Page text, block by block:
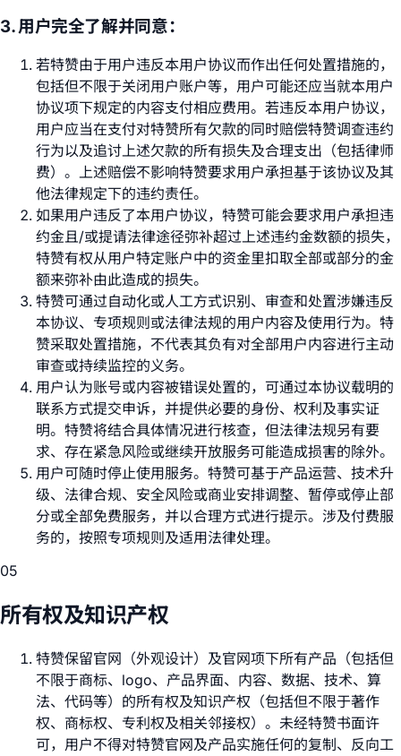
3. 用户完全了解并同意：
若特赞由于用户违反本用户协议而作出任何处置措施的，
包括但不限于关闭用户账户等，用户可能还应当就本用户
协议项下规定的内容支付相应费用。若违反本用户协议，
用户应当在支付对特赞所有欠款的同时赔偿特赞调查违约
行为以及追讨上述欠款的所有损失及合理支出（包括律师
费）。上述赔偿不影响特赞要求用户承担基于该协议及其
他法律规定下的违约责任。
如果用户违反了本用户协议，特赞可能会要求用户承担违
约金且/或提请法律途径弥补超过上述违约金数额的损失，
特赞有权从用户特定账户中的资金里扣取全部或部分的金
额来弥补由此造成的损失。
特赞可通过自动化或人工方式识别、审查和处置涉嫌违反
本协议、专项规则或法律法规的用户内容及使用行为。特
赞采取处置措施，不代表其负有对全部用户内容进行主动
审查或持续监控的义务。
用户认为账号或内容被错误处置的，可通过本协议载明的
联系方式提交申诉，并提供必要的身份、权利及事实证
明。特赞将结合具体情况进行核查，但法律法规另有要
求、存在紧急风险或继续开放服务可能造成损害的除外。
用户可随时停止使用服务。特赞可基于产品运营、技术升
级、法律合规、安全风险或商业安排调整、暂停或停止部
分或全部免费服务，并以合理方式进行提示。涉及付费服
务的，按照专项规则及适用法律处理。
05
所有权及知识产权
特赞保留官网（外观设计）及官网项下所有产品（包括但
不限于商标、logo、产品界面、内容、数据、技术、算
法、代码等）的所有权及知识产权（包括但不限于著作
权、商标权、专利权及相关邻接权）。未经特赞书面许
可，用户不得对特赞官网及产品实施任何的复制、反向工